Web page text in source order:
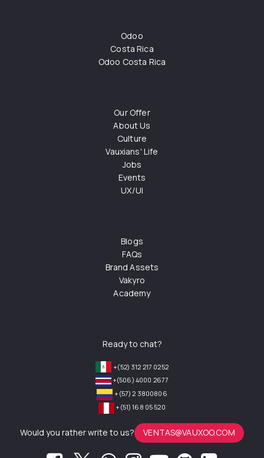
Odoo
Costa Rica
Odoo Costa Rica
Our Offer
About Us
Culture
Vauxians' Life
Jobs
Events
UX/UI
Blogs
FAQs
Brand Assets
Vakyro
Academy
Ready to chat?
+(52) 312 217 0252
+(506) 4000 2677
+(57) 2 3800806
+(51) 168 05 520
Would you rather write to us? VENTAS@VAUXOO.COM